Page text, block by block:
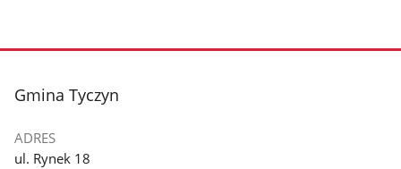
stopka
Gmina Tyczyn
ADRES
ul. Rynek 18